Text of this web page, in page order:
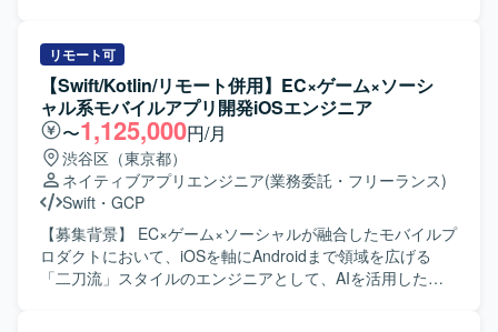
後続工程まで広く関わっていただけます。業務系モバイル
アプリや位置情報・写真登録などの機能を通じて、現場業
務の効率化や安全性向上に貢献できる点が魅力です。今
後、AI開発支援ツールを活用した開発手法の検討にも関与
いただける可能性があります。 【開発環境】
iOS（iPhone）向けアプリケーション開発環境を想定してお
り、Swiftを用いた開発を行います。バックエンドではJava
／Spring Boot、フロントエンドではReact等の技術スタッ
クと連携する想定です。また、AI開発支援ツールの活用を
検討している環境です。
装、テストまで一連の工程をご担当いただきます。また、
開発に関連する各種ドキュメントの作成も実施いただきま
す。 【求める人物像】 モバイルアプリ開発において主体的
に設計から実装、テストまで対応できる方を求めておりま
す。関係者とコミュニケーションを取りながら、品質とユ
ーザビリティを意識した開発ができる方を歓迎いたしま
す。 【ポジションの魅力】 金融系ネットバンキングサービ
スの開発に関わることで、大規模なユーザーを持つサービ
スのモバイルアプリ開発経験を積むことができます。
iOS/Androidいずれかの専門性を活かしつつ、金融ドメイン
の知見も深めていただけます。 【開発環境】 iOS/Android
リモート可
【Swift/Kotlin/リモート併用】EC×ゲーム×ソーシ
ャル系モバイルアプリ開発iOSエンジニア
〜1,125,000円/月
渋谷区（東京都）
ネイティブアプリエンジニア(業務委託・フリーランス)
Swift ・ GCP
【募集背景】 EC×ゲーム×ソーシャルが融合したモバイルプ
ロダクトにおいて、iOSを軸にAndroidまで領域を広げる
「二刀流」スタイルのエンジニアとして、AIを活用した開